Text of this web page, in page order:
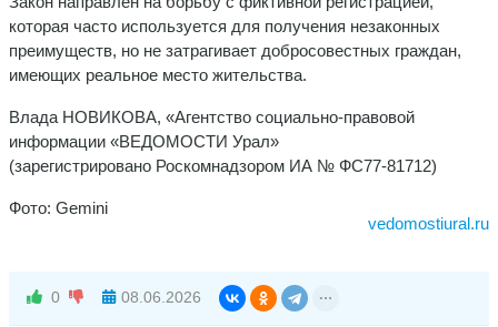
которая часто используется для получения незаконных
преимуществ, но не затрагивает добросовестных граждан,
имеющих реальное место жительства.
Влада НОВИКОВА, «Агентство социально-правовой
информации «ВЕДОМОСТИ Урал»
(зарегистрировано Роскомнадзором ИА № ФС77-81712)
Фото: Gemini
vedomostiural.ru
0 08.06.2026